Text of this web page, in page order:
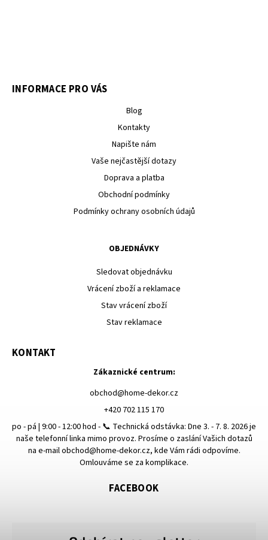
INFORMACE PRO VÁS
Blog
Kontakty
Napište nám
Vaše nejčastější dotazy
Doprava a platba
Obchodní podmínky
Podmínky ochrany osobních údajů
OBJEDNÁVKY
Sledovat objednávku
Vrácení zboží a reklamace
Stav vrácení zboží
Stav reklamace
KONTAKT
Zákaznické centrum:
obchod@home-dekor.cz
+420 702 115 170
po - pá | 9:00 - 12:00 hod - 📞 Technická odstávka: Dne 3. - 7. 8. 2026 je
naše telefonní linka mimo provoz. Prosíme o zaslání Vašich dotazů
na e-mail obchod@home-dekor.cz, kde Vám rádi odpovíme.
Omlouváme se za komplikace.
FACEBOOK